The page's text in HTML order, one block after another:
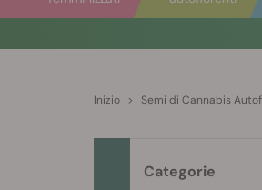
Inizio > Semi di Cannabis
Categorie